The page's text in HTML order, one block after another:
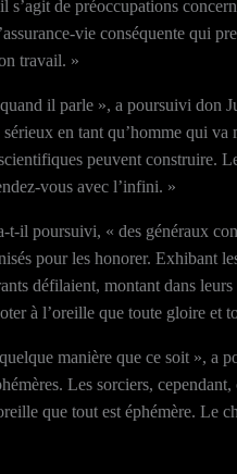
de préoccupations
vie conséquente qui
travail. »
il parle », a poursuivi don
sérieux en tant qu’homme qui
peuvent construire.
vous avec l’infini. »
t-il poursuivi, « des généraux
pour les honorer. Exhibant
défilaient, montant dans
à l’oreille que toute gloire et
manière que ce soit », a
Les sorciers,
que tout est éphémère.